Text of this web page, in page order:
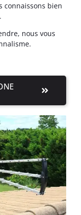
connaissons bien
nous vous